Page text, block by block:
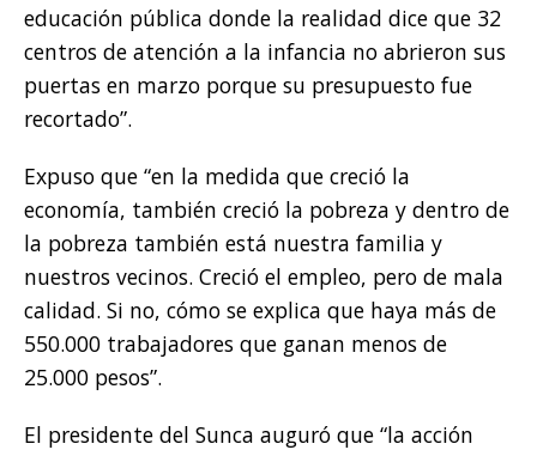
educación pública donde la realidad dice que 32
centros de atención a la infancia no abrieron sus
puertas en marzo porque su presupuesto fue
recortado”.
Expuso que “en la medida que creció la
economía, también creció la pobreza y dentro de
la pobreza también está nuestra familia y
nuestros vecinos. Creció el empleo, pero de mala
calidad. Si no, cómo se explica que haya más de
550.000 trabajadores que ganan menos de
25.000 pesos”.
El presidente del Sunca auguró que “la acción